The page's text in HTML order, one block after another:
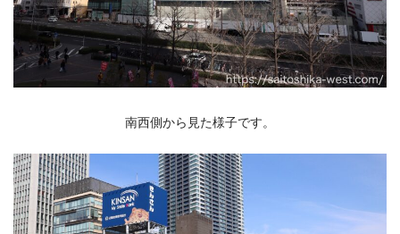
南西側から見た様子です。